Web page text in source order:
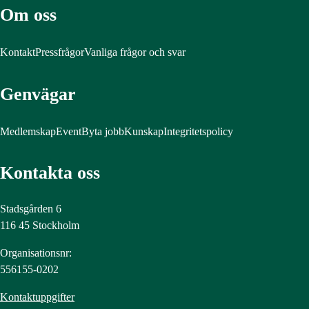
Om oss
KontaktPressfrågorVanliga frågor och svar
Genvägar
MedlemskapEventByta jobbKunskapIntegritetspolicy
Kontakta oss
Stadsgården 6
116 45 Stockholm
Organisationsnr:
556155-0202
Kontaktuppgifter